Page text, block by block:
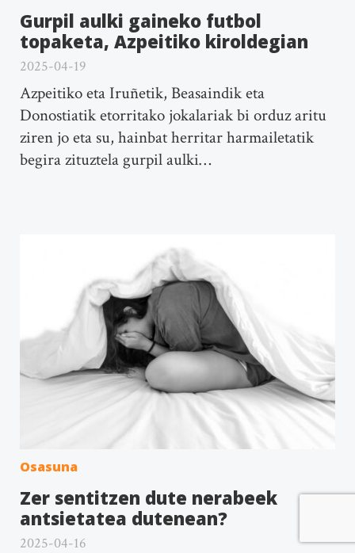
Gurpil aulki gaineko futbol
topaketa, Azpeitiko kiroldegian
2025-04-19
Azpeitiko eta Iruñetik, Beasaindik eta
Donostiatik etorritako jokalariak bi orduz aritu
ziren jo eta su, hainbat herritar harmailetatik
begira zituztela gurpil aulki…
Osasuna
Zer sentitzen dute nerabeek
antsietatea dutenean?
2025-04-16